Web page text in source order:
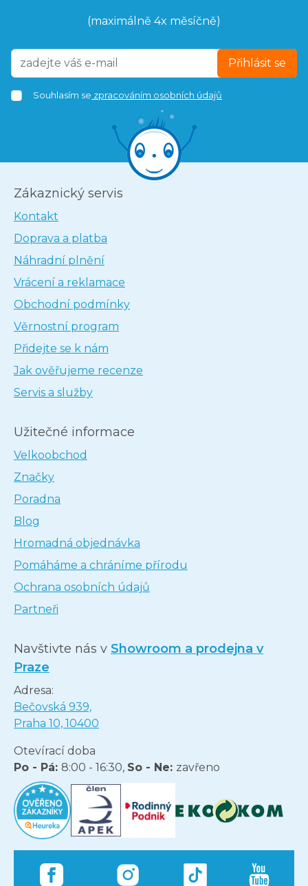
(maximálně 4x měsíčně)
Přihlásit se
Souhlasím se zpracováním osobních údajů
Zákaznický servis
Kontakt
Doprava a platba
Náhradní plnění
Vrácení a reklamace
Obchodní podmínky
Věrnostní program
Přidejte se k nám
Jak ověřujeme recenze
Servis a služby
Užitečné informace
Velkoobchod
Značky
Poradna
Blog
Hromadná objednávka
Pomáháme a chráníme přírodu
Ochrana osobních údajů
Partneři
Navštivte nás v Showroom a prodejna v
Praze
Adresa:
Bečovská 939,
Praha 10, 10400
Otevírací doba
Po - Pá: 8:00 - 16:30, So - Ne: zavřeno